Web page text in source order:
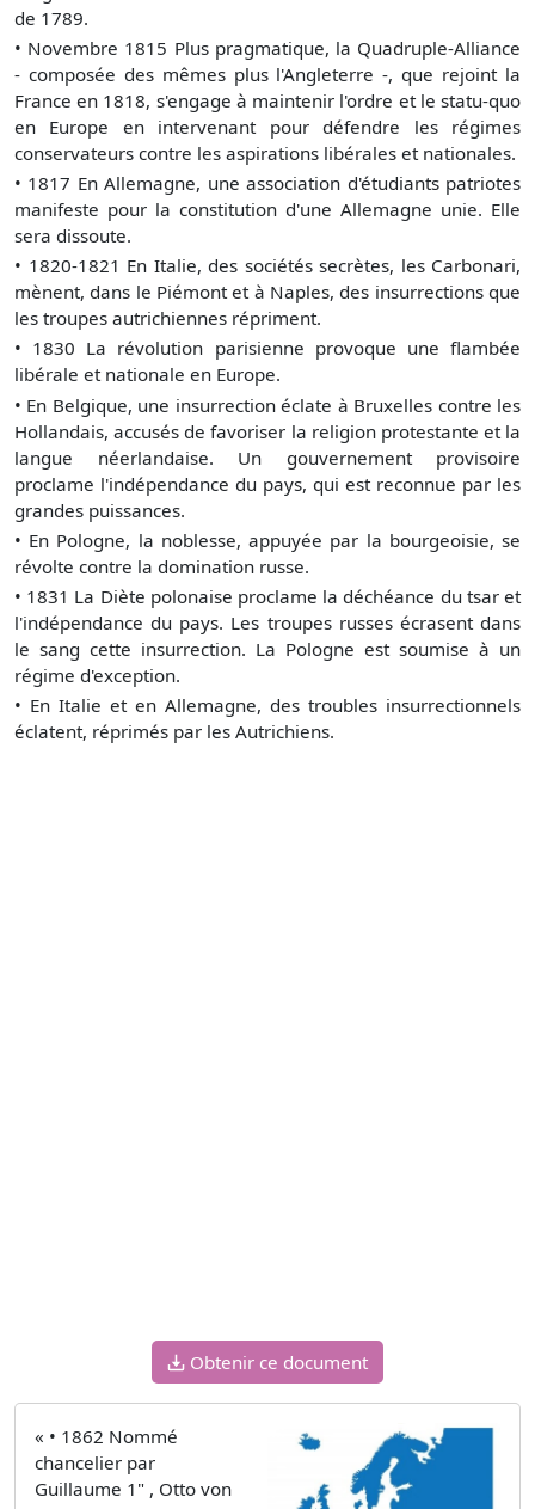
de 1789.
• Novembre 1815 Plus pragmatique, la Quadruple-Alliance
- composée des mêmes plus l'Angleterre -, que rejoint la
France en 1818, s'engage à maintenir l'ordre et le statu-quo
en Europe en intervenant pour défendre les régimes
conservateurs contre les aspirations libérales et nationales.
• 1817 En Allemagne, une association d'étudiants patriotes
manifeste pour la constitution d'une Allemagne unie. Elle
sera dissoute.
• 1820-1821 En Italie, des sociétés secrètes, les Carbonari,
mènent, dans le Piémont et à Naples, des insurrections que
les troupes autrichiennes répriment.
• 1830 La révolution parisienne provoque une flambée
libérale et nationale en Europe.
• En Belgique, une insurrection éclate à Bruxelles contre les
Hollandais, accusés de favoriser la religion protestante et la
langue néerlandaise. Un gouvernement provisoire
proclame l'indépendance du pays, qui est reconnue par les
grandes puissances.
• En Pologne, la noblesse, appuyée par la bourgeoisie, se
révolte contre la domination russe.
• 1831 La Diète polonaise proclame la déchéance du tsar et
l'indépendance du pays. Les troupes russes écrasent dans
le sang cette insurrection. La Pologne est soumise à un
régime d'exception.
• En Italie et en Allemagne, des troubles insurrectionnels
éclatent, réprimés par les Autrichiens.
Obtenir ce document
« • 1862 Nommé
chancelier par
Guillaume 1" , Otto von